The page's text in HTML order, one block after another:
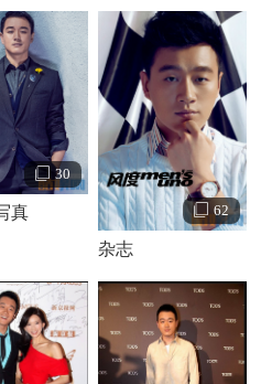
加2015年中央电视台春节联欢
欢》。同年主演电视剧《虎
《冰河追凶》于4月15日上映。
味是清欢 》 ，《如果可以这样
30
真 62
杂志